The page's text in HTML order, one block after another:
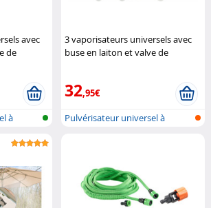
avec
de
à
3 vaporisateurs universels avec
buse en laiton et valve de
32,95€
Pulvérisateur universel à